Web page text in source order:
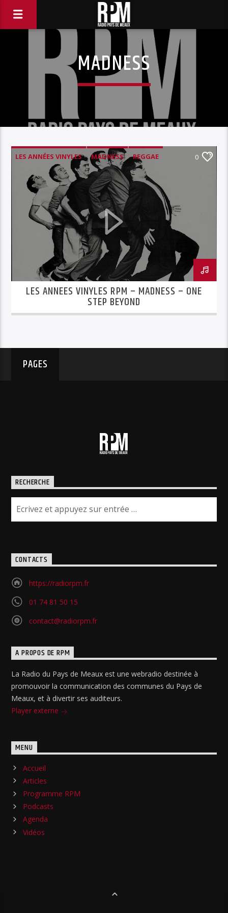
MADNESS
LES ANNÉES VINYLES MADNESS
REGGAE
THE SELECTERS
0
LES ANNEES VINYLES RPM – MADNESS – ONE
STEP BEYOND
PAGES
RECHERCHE
CONTACTS
https://radiorpm.fr
01 74 81 50 15
contact@radiorpm.fr
A PROPOS DE RPM
La Radio du Pays de Meaux est une webradio destinée à
promouvoir la communication des communes du Pays de
Meaux, et à divertir ses auditeurs.
Player externe
MENU
Accueil
Articles
Programme RPM
Podcasts
Agenda
Vidéos